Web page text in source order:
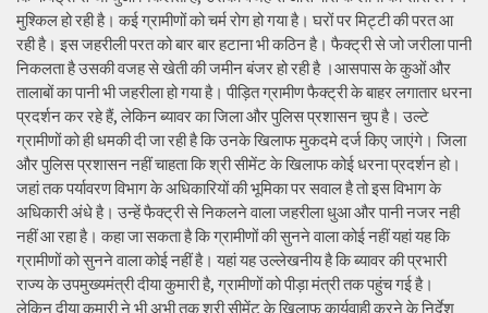
मुश्किल हो रही है। कई ग्रामीणों को चर्म रोग हो गया है। घरों पर मिट्टी की परत आ
रही है। इस जहरीली परत को बार बार हटाना भी कठिन है। फैक्ट्री से जो जरीला पानी
निकलता है उसकी वजह से खेती की जमीन बंजर हो रही है ।आसपास के कुओं और
तालाबों का पानी भी जहरीला हो गया है। पीड़ित ग्रामीण फैक्ट्री के बाहर लगातार धरना
प्रदर्शन कर रहे हैं, लेकिन ब्यावर का जिला और पुलिस प्रशासन चुप है। उल्टे
ग्रामीणों को ही धमकी दी जा रही है कि उनके खिलाफ मुकदमे दर्ज किए जाएंगे। जिला
और पुलिस प्रशासन नहीं चाहता कि श्री सीमेंट के खिलाफ कोई धरना प्रदर्शन हो।
जहां तक पर्यावरण विभाग के अधिकारियों की भूमिका पर सवाल है तो इस विभाग के
अधिकारी अंधे है। उन्हें फैक्ट्री से निकलने वाला जहरीला धुआ और पानी नजर नही
नहीं आ रहा है। कहा जा सकता है कि ग्रामीणों की सुनने वाला कोई नहीं यहां यह कि
ग्रामीणों को सुनने वाला कोई नहीं है। यहां यह उल्लेखनीय है कि ब्यावर की प्रभारी
राज्य के उपमुख्यमंत्री दीया कुमारी है, ग्रामीणों को पीड़ा मंत्री तक पहुंच गई है।
लेकिन दीया कुमारी ने भी अभी तक श्री सीमेंट के खिलाफ कार्यवाही करने के निर्देश